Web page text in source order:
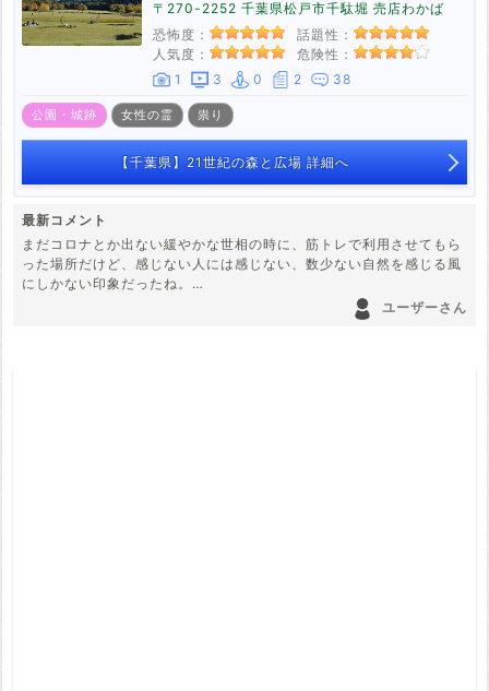
〒270-2252 千葉県松戸市千駄堀 売店わかば
恐怖度：
話題性：
人気度：
危険性：
1
3 0 2 38
公園・城跡 女性の霊 祟り
【千葉県】21世紀の森と広場 詳細へ
最新コメント
まだコロナとか出ない緩やかな世相の時に、筋トレで利用させてもら
った場所だけど、感じない人には感じない、数少ない自然を感じる風
にしかない印象だったね。
ユーザーさん